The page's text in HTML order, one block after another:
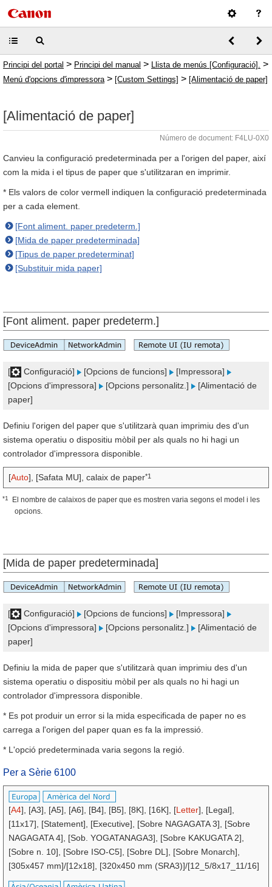
Principi del portal > Principi del manual > Llista de menús [Configuració]. >
Menú d'opcions d'impressora > [Custom Settings] > [Alimentació de paper]
[Alimentació de paper]
Número de document: F4LU-0X0
Canvieu la configuració predeterminada per a l'origen del paper, així
com la mida i el tipus de paper que s'utilitzaran en imprimir.
* Els valors de color vermell indiquen la configuració predeterminada
per a cada element.
[Font aliment. paper predeterm.]
[Mida de paper predeterminada]
[Tipus de paper predeterminat]
[Substituir mida paper]
[Font aliment. paper predeterm.]
[ Configuració] [Opcions de funcions]
[Impressora]
[Opcions d'impressora]
[Opcions personalitz.]
[Alimentació de
paper]
Definiu l'origen del paper que s'utilitzarà quan imprimiu des d'un
sistema operatiu o dispositiu mòbil per als quals no hi hagi un
controlador d'impressora disponible.
[Auto], [Safata MU], calaix de paper*1
*1
El nombre de calaixos de paper que es mostren varia segons el model i les
opcions.
[Mida de paper predeterminada]
[ Configuració] [Opcions de funcions]
[Impressora]
[Opcions d'impressora]
[Opcions personalitz.]
[Alimentació de
paper]
Definiu la mida de paper que s'utilitzarà quan imprimiu des d'un
sistema operatiu o dispositiu mòbil per als quals no hi hagi un
controlador d'impressora disponible.
* Es pot produir un error si la mida especificada de paper no es
carrega a l'origen del paper quan es fa la impressió.
* L'opció predeterminada varia segons la regió.
Per a Sèrie 6100
[A4], [A3], [A5], [A6], [B4], [B5], [8K], [16K], [Letter], [Legal],
[11x17], [Statement], [Executive], [Sobre NAGAGATA 3], [Sobre
NAGAGATA 4], [Sob. YOGATANAGA3], [Sobre KAKUGATA 2],
[Sobre n. 10], [Sobre ISO-C5], [Sobre DL], [Sobre Monarch],
[305x457 mm]/[12x18], [320x450 mm (SRA3)]/[12_5/8x17_11/16]